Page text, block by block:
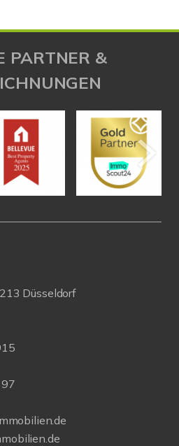
PARTNER &
Düsseldorf